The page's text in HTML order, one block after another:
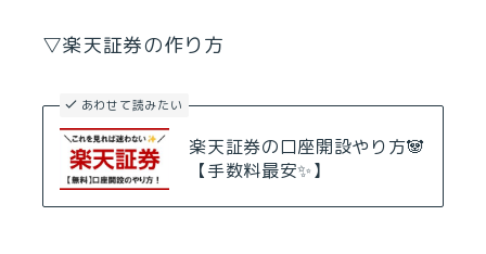
▽楽天証券の作り方
あわせて読みたい
楽天証券の口座開設やり方🐼
【手数料最安✨】